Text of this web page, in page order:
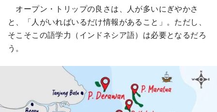
オープン・トリップの良さは、人が多いにぎやかさ
と、「人がいればいるだけ情報があること」。ただし、
そこそこの語学力（インドネシア語）は必要となるだろ
う。